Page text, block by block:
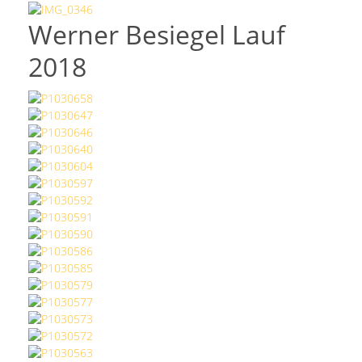
Werner Besiegel Lauf
2018